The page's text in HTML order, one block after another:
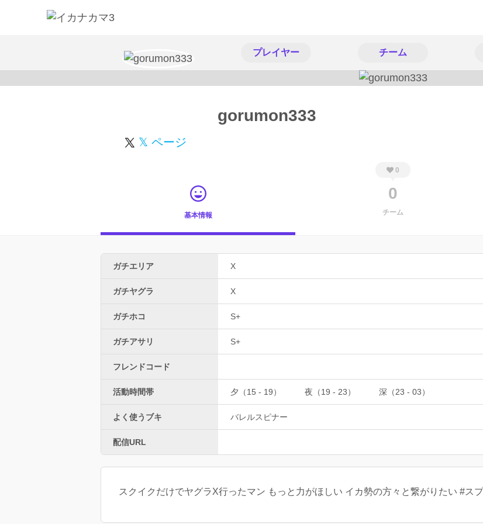
プレイヤー チーム
gorumon333
𝕏 ページ
基本情報
0
0
チーム
ガチエリア X
ガチヤグラ X
ガチホコ S+
ガチアサリ S+
フレンドコード
活動時間帯 夕（15 - 19） 夜（19 - 23） 深（23 - 03）
よく使うブキ バレルスピナー
配信URL
スクイクだけでヤグラX行ったマン もっと力がほしい イカ勢の方々と繋がりたい #ス